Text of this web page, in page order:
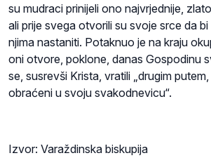
su mudraci prinijeli ono najvrjednije,
ali prije svega otvorili su svoje srce da
njima nastaniti. Potaknuo je na kraju
oni otvore, poklone, danas Gospodinu
se, susrevši Krista, vratili „drugim
obraćeni u svoju svakodnevicu“.
Izvor: Varaždinska biskupija